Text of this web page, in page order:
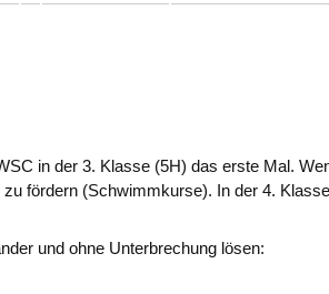
in der 3. Klasse (5H) das erste Mal.
fördern (Schwimmkurse). In der 4.
und ohne Unterbrechung lösen: